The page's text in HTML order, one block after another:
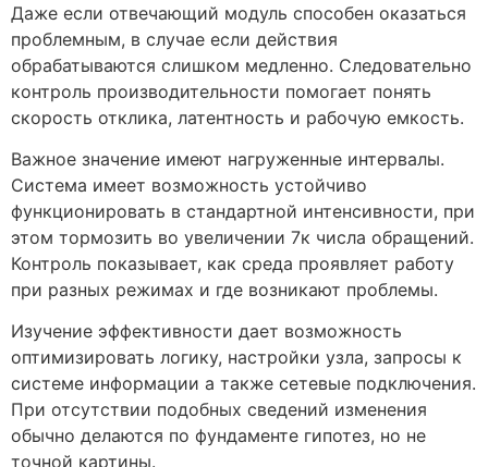
Даже если отвечающий модуль способен оказаться
проблемным, в случае если действия
обрабатываются слишком медленно. Следовательно
контроль производительности помогает понять
скорость отклика, латентность и рабочую емкость.
Важное значение имеют нагруженные интервалы.
Система имеет возможность устойчиво
функционировать в стандартной интенсивности, при
этом тормозить во увеличении 7к числа обращений.
Контроль показывает, как среда проявляет работу
при разных режимах и где возникают проблемы.
Изучение эффективности дает возможность
оптимизировать логику, настройки узла, запросы к
системе информации а также сетевые подключения.
При отсутствии подобных сведений изменения
обычно делаются по фундаменте гипотез, но не
точной картины.